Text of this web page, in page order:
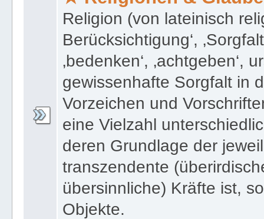
Religion (von lateinisch
Berücksichtigung‘,
‚bedenken‘, ‚achtgeben‘,
gewissenhafte Sorgfalt in
Vorzeichen und
eine Vielzahl
deren Grundlage der
transzendente
übersinnliche) Kräfte ist,
Objekte.